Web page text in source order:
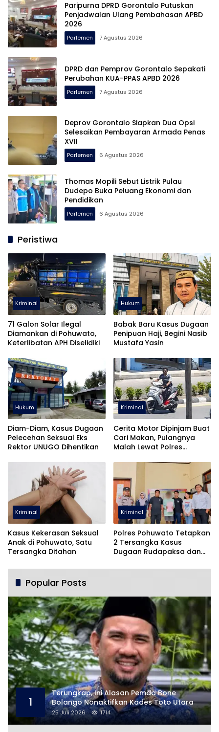
Paripurna DPRD Gorontalo Putuskan
Penjadwalan Ulang Pembahasan APBD
2026
Parlemen 7 Agustus 2026
DPRD dan Pemprov Gorontalo Sepakati
Perubahan KUA-PPAS APBD 2026
Parlemen 7 Agustus 2026
Deprov Gorontalo Siapkan Dua Opsi
Selesaikan Pembayaran Armada Penas
XVII
Parlemen 6 Agustus 2026
Thomas Mopili Sebut Listrik Pulau
Dudepo Buka Peluang Ekonomi dan
Pendidikan
Parlemen 6 Agustus 2026
Peristiwa
Kriminal
71 Galon Solar Ilegal
Diamankan di Pohuwato,
Keterlibatan APH Diselidiki
Hukum
Babak Baru Kasus Dugaan
Penipuan Haji, Begini Nasib
Mustafa Yasin
Hukum
Diam-Diam, Kasus Dugaan
Pelecehan Seksual Eks
Rektor UNUGO Dihentikan
Kriminal
Cerita Motor Dipinjam Buat
Cari Makan, Pulangnya
Malah Lewat Polres
Kriminal
Kasus Kekerasan Seksual
Anak di Pohuwato, Satu
Tersangka Ditahan
Kriminal
Polres Pohuwato Tetapkan
2 Tersangka Kasus
Dugaan Rudapaksa dan
Popular Posts
1
Terungkap, Ini Alasan Pemda Bone
Bolango Nonaktifkan Kades Toto Utara
25 Juli 2026 1714